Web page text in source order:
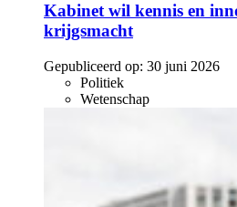
Kabinet wil kennis en
krijgsmacht
Gepubliceerd op: 30 juni 2026
Politiek
Wetenschap